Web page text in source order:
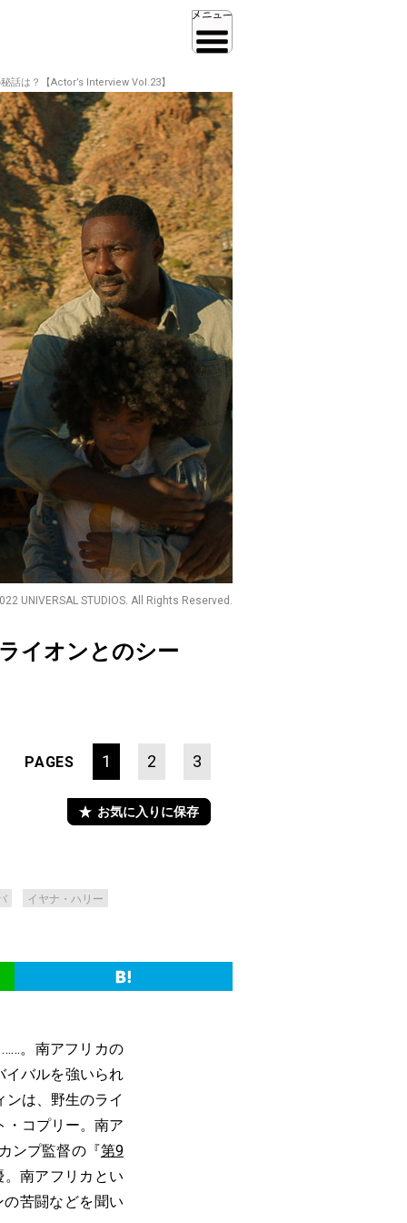
話は？【Actor’s Interview Vol.23】
UNIVERSAL STUDIOS. All Rights Reserved.
イオンとのシー
PAGES 1 2 3
お気に入りに保存
イヤナ・ハリー
。南アフリカの
イバルを強いられ
は、野生のライ
・コプリー。南ア
ンプ監督の『第9
南アフリカとい
の苦闘などを聞い